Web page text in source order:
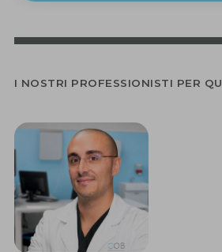
I NOSTRI PROFESSIONISTI PER